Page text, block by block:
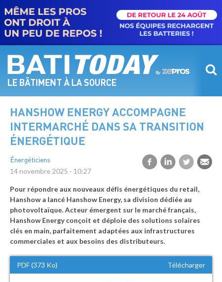
contenu
principal
LE BÂTIMENT À LA SOURCE
HANSHOW ENERGY ACCOMPAGNE
INTERMARCHÉ DANS SA TRANSITION
ÉNERGÉTIQUE
Énergéticiens
14 novembre 2025 - 10:27
Pour répondre aux nouveaux défis énergétiques du retail,
Hanshow a lancé Hanshow Energy, sa division dédiée au
photovoltaïque. Acteur émergent sur le marché français,
Hanshow Energy conçoit et déploie des solutions solaires
clés en main, parfaitement adaptées aux infrastructures
commerciales et aux besoins des distributeurs.
PDF (373 Ko) Télécharger